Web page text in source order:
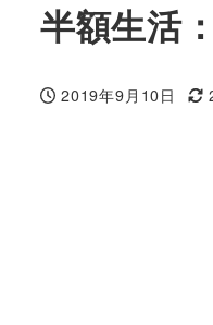
半額生活
投稿日
2019年9月10日
更